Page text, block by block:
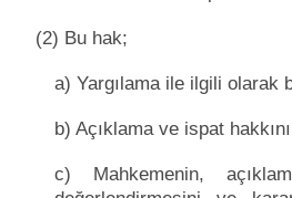
(2) Bu hak;
a) Yargılama ile ilgili olarak
b) Açıklama ve ispat
c) Mahkemenin,